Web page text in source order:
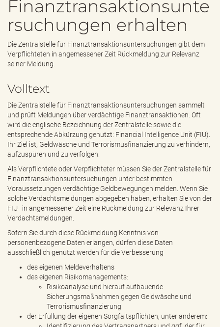
a
b
l
Finanztransaktionsunte
rsuchungen erhalten
Die Zentralstelle für Finanztransaktionsuntersuchungen gibt dem
Verpflichteten in angemessener Zeit Rückmeldung zur Relevanz
seiner Meldung.
Volltext
Die Zentralstelle für Finanztransaktionsuntersuchungen sammelt
und prüft Meldungen über verdächtige Finanztransaktionen. Oft
wird die englische Bezeichnung der Zentralstelle sowie die
entsprechende Abkürzung genutzt: Financial Intelligence Unit (FIU).
Ihr Ziel ist, Geldwäsche und Terrorismusfinanzierung zu verhindern,
aufzuspüren und zu verfolgen.
Als Verpflichtete oder Verpflichteter müssen Sie der Zentralstelle für
Finanztransaktionsuntersuchungen unter bestimmten
Voraussetzungen verdächtige Geldbewegungen melden. Wenn Sie
solche Verdachtsmeldungen abgegeben haben, erhalten Sie von der
FIU in angemessener Zeit eine Rückmeldung zur Relevanz Ihrer
Verdachtsmeldungen.
Sofern Sie durch diese Rückmeldung Kenntnis von
personenbezogene Daten erlangen, dürfen diese Daten
ausschließlich genutzt werden für die Verbesserung
des eigenen Meldeverhaltens
des eigenen Risikomanagements:
Risikoanalyse und hierauf aufbauende
Sicherungsmaßnahmen gegen Geldwäsche und
Terrorismusfinanzierung
der Erfüllung der eigenen Sorgfaltspflichten, unter anderem: